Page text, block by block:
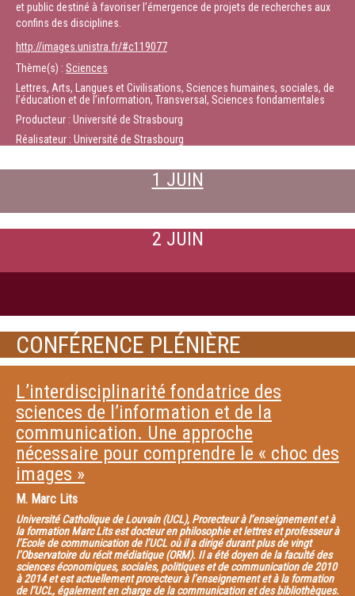
et public destiné à favoriser l'émergence de projets de recherches aux
confins des disciplines.
http://images.unistra.fr/#c119077
Thème(s) : Sciences
Lettres, Arts, Langues et Civilisations, Sciences humaines, sociales, de
l’éducation et de l’information, Transversal, Sciences fondamentales
Producteur : Université de Strasbourg
Réalisateur : Université de Strasbourg
1 JUIN
2 JUIN
CONFÉRENCE PLÉNIÈRE
L’interdisciplinarité fondatrice des
sciences de l’information et de la
communication. Une approche
nécessaire pour comprendre le « choc des
images »
M. Marc Lits
Université Catholique de Louvain (UCL), Prorecteur à l’enseignement et à
la formation Marc Lits est docteur en philosophie et lettres et professeur à
l’Ecole de communication de l’UCL où il a dirigé durant plus de vingt
l’Observatoire du récit médiatique (ORM). Il a été doyen de la faculté des
sciences économiques, sociales, politiques et de communication de 2010
à 2014 et est actuellement prorecteur à l’enseignement et à la formation
de l’UCL, également en charge de la communication et des bibliothèques.